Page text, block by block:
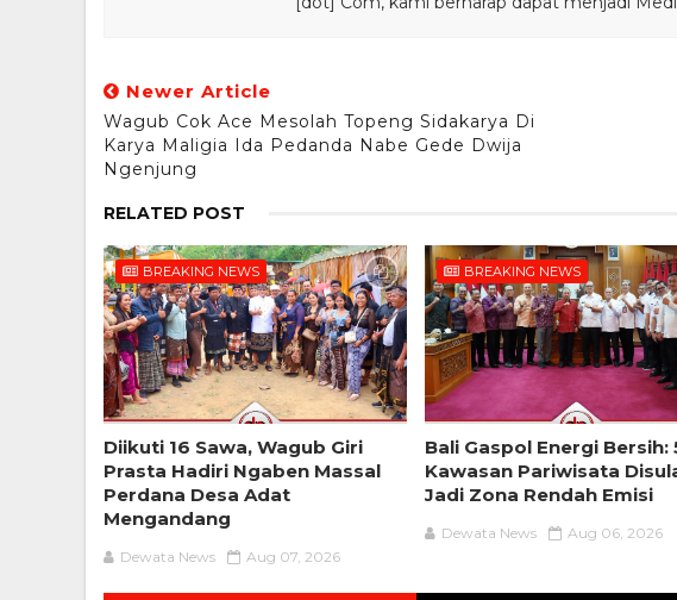
Newer Article
Wagub Cok Ace Mesolah Topeng Sidakarya Di
Karya Maligia Ida Pedanda Nabe Gede Dwija
Ngenjung
RELATED POST
BREAKING NEWS
Diikuti 16 Sawa, Wagub Giri
Prasta Hadiri Ngaben Massal
Perdana Desa Adat
Mengandang
Dewata News Aug 07, 2026
BREAKING NEWS
Bali Gaspol Energi Bersih:
Kawasan Pariwisata
Jadi Zona Rendah Emisi
Dewata News Aug 06, 2026